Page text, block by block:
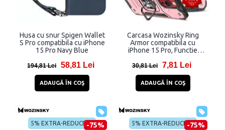
Husa cu snur Spigen Wallet
S Pro compatibila cu iPhone
15 Pro Navy Blue
194,81 Lei 58,81 Lei
ADAUGĂ ÎN COŞ
Carcasa Wozinsky Ring
Armor compatibila cu
iPhone 15 Pro, Functie
30,81 Lei 7,81 Lei
ADAUGĂ ÎN COŞ
5% EXTRA-REDUCERE-75% 5% EXTRA-REDUCERE-75%